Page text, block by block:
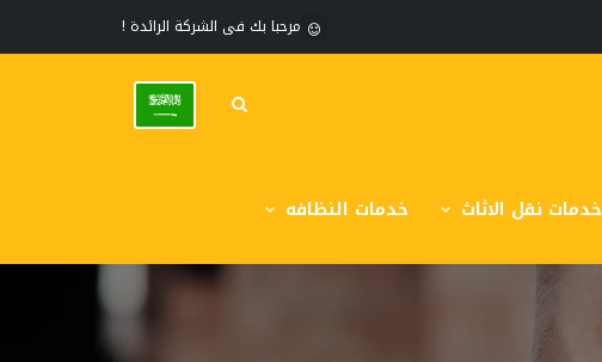
مرحبا بك فى الشركة الرائدة !
خدمات نقل الاثاث خدمات النظافه